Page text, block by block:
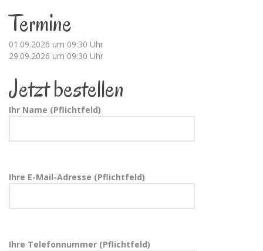
Termine
01.09.2026 um 09:30 Uhr
29.09.2026 um 09:30 Uhr
Jetzt bestellen
Ihr Name (Pflichtfeld)
Ihre E-Mail-Adresse (Pflichtfeld)
Ihre Telefonnummer (Pflichtfeld)